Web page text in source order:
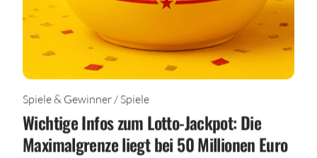
Spiele & Gewinner / Spiele
Wichtige Infos zum Lotto-Jackpot: Die
Maximalgrenze liegt bei 50 Millionen Euro